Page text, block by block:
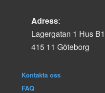
Adress:
Lagergatan 1 Hus
415 11 Göteborg
Kontakta oss
FAQ